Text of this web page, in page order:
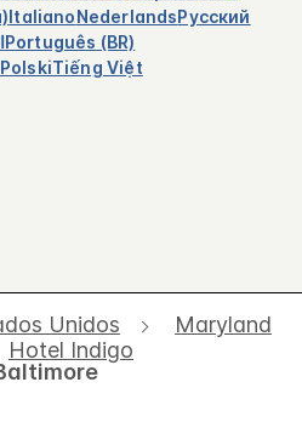
ItalianoNederlandsРусский
Português (BR)
PolskiTiếng Việt
Unidos
Maryland
Hotel Indigo